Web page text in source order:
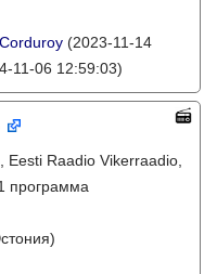
(2023-11-14
11-06 12:59:03)
Eesti Raadio Vikerraadio,
программа